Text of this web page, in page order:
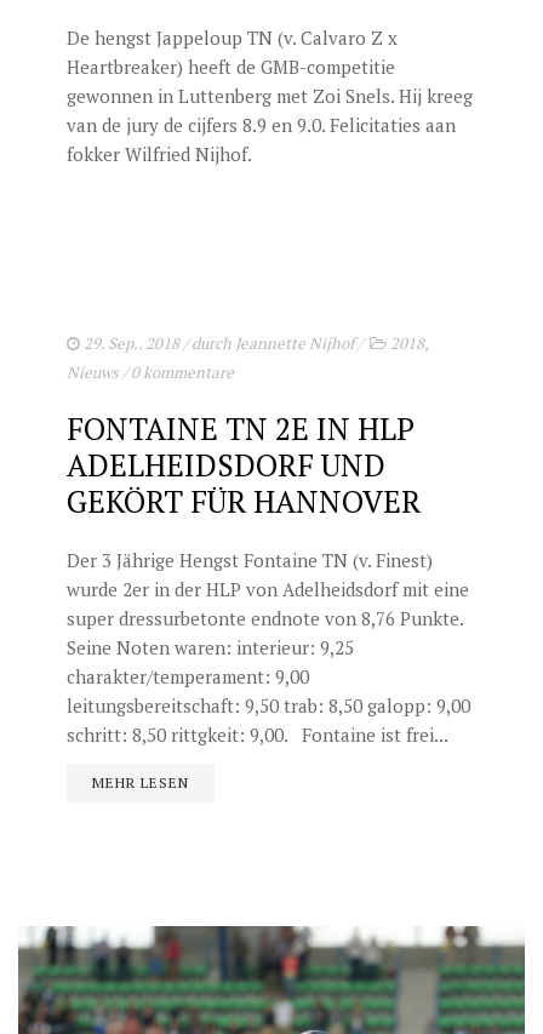
De hengst Jappeloup TN (v. Calvaro Z x
Heartbreaker) heeft de GMB-competitie
gewonnen in Luttenberg met Zoi Snels. Hij kreeg
van de jury de cijfers 8.9 en 9.0. Felicitaties aan
fokker Wilfried Nijhof.
29. Sep.. 2018/ durch Jeannette Nijhof/ 2018,
Nieuws/0 kommentare
FONTAINE TN 2E IN HLP
ADELHEIDSDORF UND
GEKÖRT FÜR HANNOVER
Der 3 Jährige Hengst Fontaine TN (v. Finest)
wurde 2er in der HLP von Adelheidsdorf mit eine
super dressurbetonte endnote von 8,76 Punkte.
Seine Noten waren: interieur: 9,25
charakter/temperament: 9,00
leitungsbereitschaft: 9,50 trab: 8,50 galopp: 9,00
schritt: 8,50 rittgkeit: 9,00. Fontaine ist frei...
MEHR LESEN